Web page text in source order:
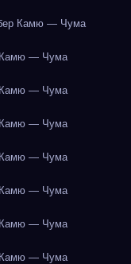
Камю — Чума
— Чума
— Чума
— Чума
— Чума
— Чума
— Чума
— Чума